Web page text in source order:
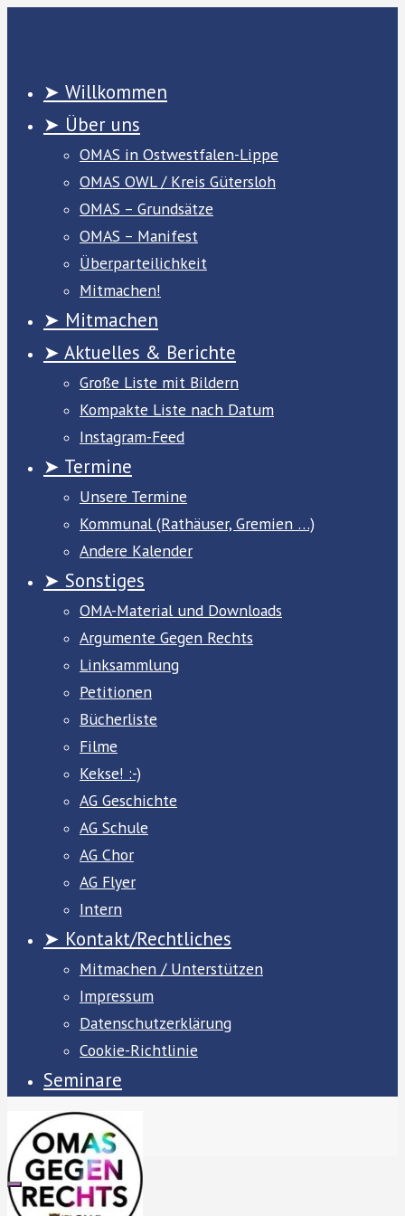
➤ Willkommen
➤ Über uns
OMAS in Ostwestfalen-Lippe
OMAS OWL / Kreis Gütersloh
OMAS – Grundsätze
OMAS – Manifest
Überparteilichkeit
Mitmachen!
➤ Mitmachen
➤ Aktuelles & Berichte
Große Liste mit Bildern
Kompakte Liste nach Datum
Instagram-Feed
➤ Termine
Unsere Termine
Kommunal (Rathäuser, Gremien …)
Andere Kalender
➤ Sonstiges
OMA-Material und Downloads
Argumente Gegen Rechts
Linksammlung
Petitionen
Bücherliste
Filme
Kekse! :-)
AG Geschichte
AG Schule
AG Chor
AG Flyer
Intern
➤ Kontakt/Rechtliches
Mitmachen / Unterstützen
Impressum
Datenschutzerklärung
Cookie-Richtlinie
Seminare